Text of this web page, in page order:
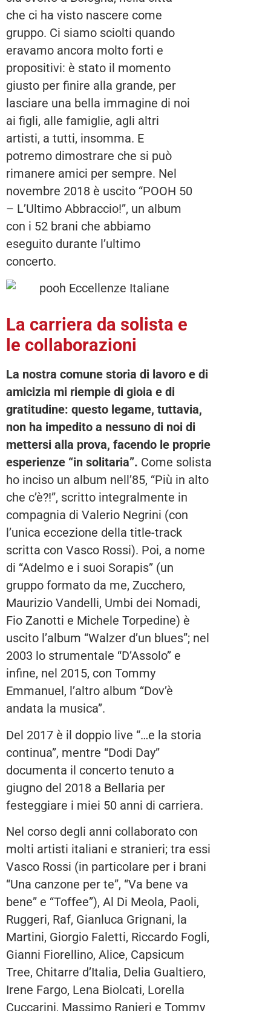
che ci ha visto nascere come
gruppo. Ci siamo sciolti quando
eravamo ancora molto forti e
propositivi: è stato il momento
giusto per finire alla grande, per
lasciare una bella immagine di noi
ai figli, alle famiglie, agli altri
artisti, a tutti, insomma. E
potremo dimostrare che si può
rimanere amici per sempre. Nel
novembre 2018 è uscito “POOH 50
– L’Ultimo Abbraccio!”, un album
con i 52 brani che abbiamo
eseguito durante l’ultimo
concerto.
La carriera da solista e
le collaborazioni
La nostra comune storia di lavoro e di
amicizia mi riempie di gioia e di
gratitudine: questo legame, tuttavia,
non ha impedito a nessuno di noi di
mettersi alla prova, facendo le proprie
esperienze “in solitaria”. Come solista
ho inciso un album nell’85, “Più in alto
che c’è?!”, scritto integralmente in
compagnia di Valerio Negrini (con
l’unica eccezione della title-track
scritta con Vasco Rossi). Poi, a nome
di “Adelmo e i suoi Sorapis” (un
gruppo formato da me, Zucchero,
Maurizio Vandelli, Umbi dei Nomadi,
Fio Zanotti e Michele Torpedine) è
uscito l’album “Walzer d’un blues”; nel
2003 lo strumentale “D’Assolo” e
infine, nel 2015, con Tommy
Emmanuel, l’altro album “Dov’è
andata la musica”.
Del 2017 è il doppio live “…e la storia
continua”, mentre “Dodi Day”
documenta il concerto tenuto a
giugno del 2018 a Bellaria per
festeggiare i miei 50 anni di carriera.
Nel corso degli anni collaborato con
molti artisti italiani e stranieri; tra essi
Vasco Rossi (in particolare per i brani
“Una canzone per te”, “Va bene va
bene” e “Toffee”), Al Di Meola, Paoli,
Ruggeri, Raf, Gianluca Grignani, la
Martini, Giorgio Faletti, Riccardo Fogli,
Gianni Fiorellino, Alice, Capsicum
Tree, Chitarre d’Italia, Delia Gualtiero,
Irene Fargo, Lena Biolcati, Lorella
Cuccarini, Massimo Ranieri e Tommy